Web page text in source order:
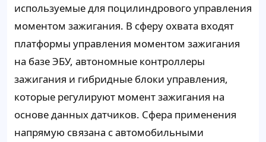
используемые для поцилиндрового управления
моментом зажигания. В сферу охвата входят
платформы управления моментом зажигания
на базе ЭБУ, автономные контроллеры
зажигания и гибридные блоки управления,
которые регулируют момент зажигания на
основе данных датчиков. Сфера применения
напрямую связана с автомобильными